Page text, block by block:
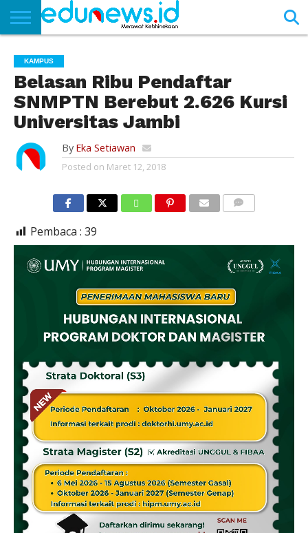
NEWS
EDUNEWS
LITERASI
PUSTAKA
SOSOK
TEKNO
KHASANAH
SASTRA
KAMPUS
Belasan Ribu Pendaftar
SNMPTN Berebut 2.626 Kursi
Universitas Jambi
By Eka Setiawan
Posted on Maret 12, 2018
Pembaca : 39